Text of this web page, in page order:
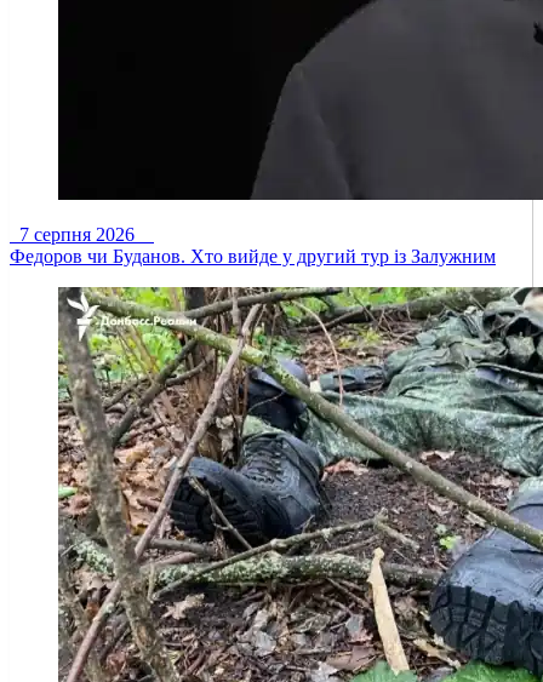
7 серпня 2026
Федоров чи Буданов. Хто вийде у другий тур із Залужним